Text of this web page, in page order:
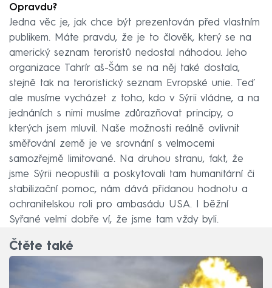
Opravdu?
Jedna věc je, jak chce být prezentován před vlastním
publikem. Máte pravdu, že je to člověk, který se na
americký seznam teroristů nedostal náhodou. Jeho
organizace Tahrír aš-Šám se na něj také dostala,
stejně tak na teroristický seznam Evropské unie. Teď
ale musíme vycházet z toho, kdo v Sýrii vládne, a na
jednáních s nimi musíme zdůrazňovat principy, o
kterých jsem mluvil. Naše možnosti reálně ovlivnit
směřování země je ve srovnání s velmocemi
samozřejmě limitované. Na druhou stranu, fakt, že
jsme Sýrii neopustili a poskytovali tam humanitární či
stabilizační pomoc, nám dává přidanou hodnotu a
ochranitelskou roli pro ambasádu USA. I běžní
Syřané velmi dobře ví, že jsme tam vždy byli.
Čtěte také